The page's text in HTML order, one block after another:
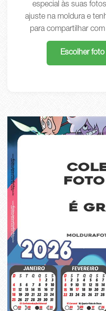
especial às suas
ajuste na moldura e
para compartilhar
Escolher